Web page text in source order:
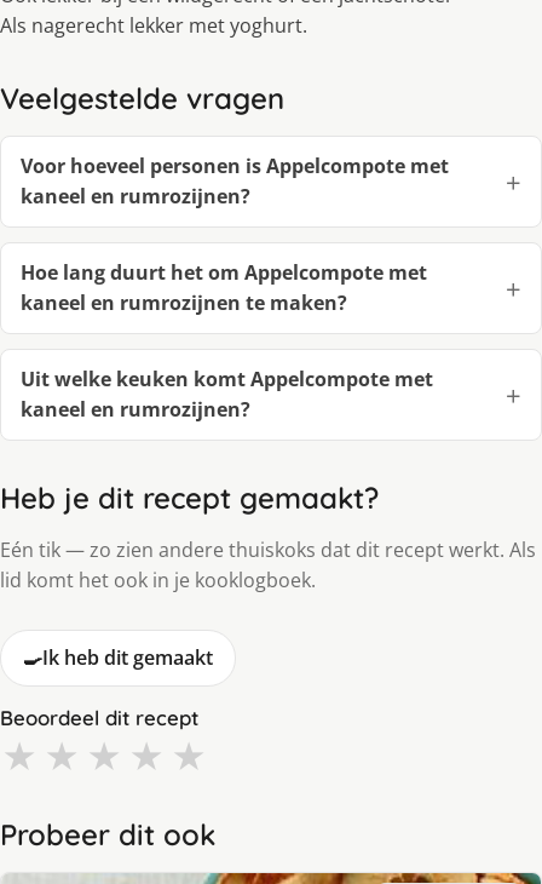
Als nagerecht lekker met yoghurt.
Veelgestelde vragen
Voor hoeveel personen is Appelcompote met
kaneel en rumrozijnen?
Hoe lang duurt het om Appelcompote met
kaneel en rumrozijnen te maken?
Uit welke keuken komt Appelcompote met
kaneel en rumrozijnen?
Heb je dit recept gemaakt?
Eén tik — zo zien andere thuiskoks dat dit recept werkt. Als
lid komt het ook in je kooklogboek.
🍳Ik heb dit gemaakt
Beoordeel dit recept
★ ★ ★ ★ ★
Probeer dit ook